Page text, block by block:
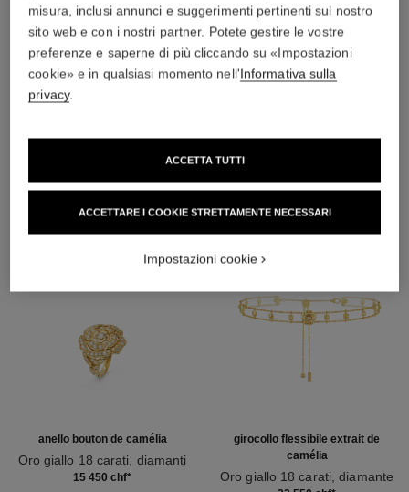
materiale
Oro giallo 18 carati
SCOPRIRE ANCHE
anello bouton de camélia
Oro giallo 18 carati, diamanti
Ref. J1212115 450 chf*
girocollo flessibile extrait de
camélia
Oro giallo 18 carati, diamante
misura, inclusi annunci e suggerimenti pertinenti sul nostro
sito web e con i nostri partner. Potete gestire le vostre
preferenze e saperne di più cliccando su «Impostazioni
cookie» e in qualsiasi momento nell'Informativa sulla
privacy.
ACCETTARE I COOKIE STRETTAMENTE NECESSARI
ACCETTA TUTTI
Impostazioni cookie